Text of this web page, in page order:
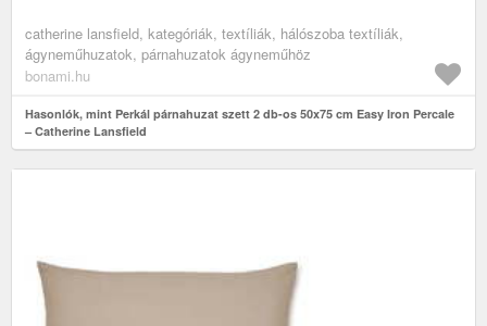
catherine lansfield, kategóriák, textíliák, hálószoba textíliák,
ágyneműhuzatok, párnahuzatok ágyneműhöz
bonami.hu
Hasonlók, mint Perkál párnahuzat szett 2 db-os 50x75 cm Easy Iron Percale
– Catherine Lansfield